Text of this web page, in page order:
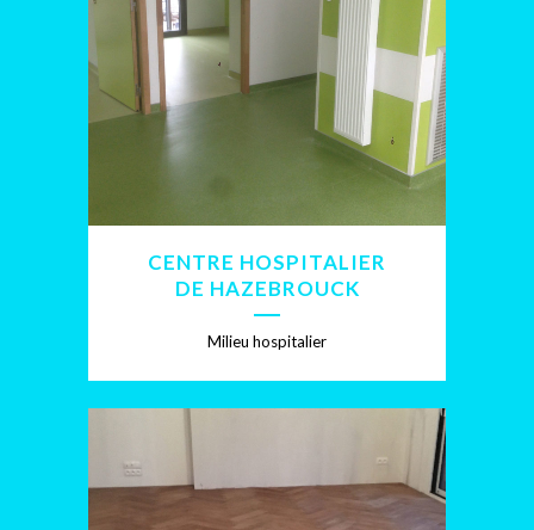
CENTRE HOSPITALIER
DE HAZEBROUCK
Milieu hospitalier